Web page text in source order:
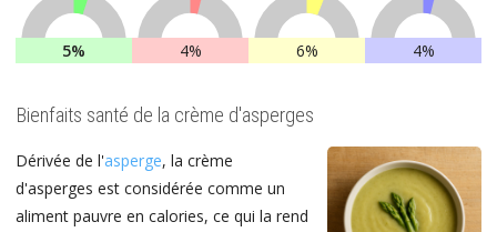
5% 4% 6% 4%
Bienfaits santé de la crème d'asperges
Dérivée de l'asperge, la crème
d'asperges est considérée comme un
aliment pauvre en calories, ce qui la rend